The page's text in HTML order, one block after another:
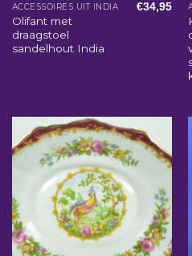
ACCESSOIRES UIT INDIA
Olifant met
draagstoel
sandelhout India
€34,95